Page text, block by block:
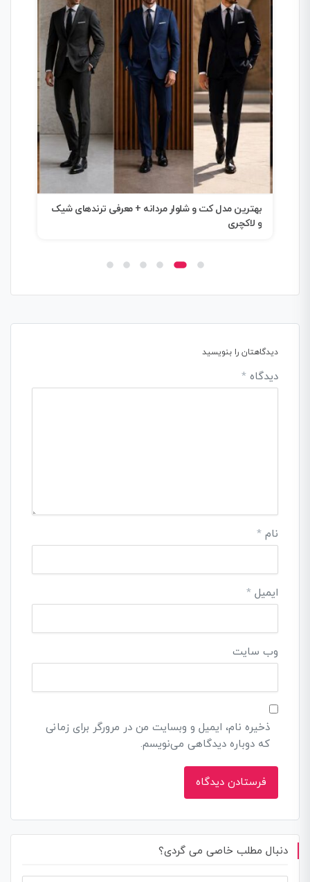
بهترین مدل کت و شلوار مردانه + معرفی ترندهای شیک
و لاکچری
دیدگاهتان را بنویسید
دیدگاه *
نام *
ایمیل *
وب‌ سایت
ذخیره نام، ایمیل و وبسایت من در مرورگر برای زمانی
که دوباره دیدگاهی می‌نویسم.
دنبال مطلب خاصی می گردی؟